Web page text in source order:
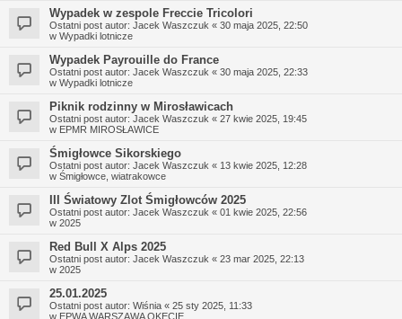
Wypadek w zespole Freccie Tricolori
Ostatni post autor: Jacek Waszczuk « 30 maja 2025, 22:50
w Wypadki lotnicze
Wypadek Payrouille do France
Ostatni post autor: Jacek Waszczuk « 30 maja 2025, 22:33
w Wypadki lotnicze
Piknik rodzinny w Mirosławicach
Ostatni post autor: Jacek Waszczuk « 27 kwie 2025, 19:45
w EPMR MIROSŁAWICE
Śmigłowce Sikorskiego
Ostatni post autor: Jacek Waszczuk « 13 kwie 2025, 12:28
w Śmigłowce, wiatrakowce
III Światowy Zlot Śmigłowców 2025
Ostatni post autor: Jacek Waszczuk « 01 kwie 2025, 22:56
w 2025
Red Bull X Alps 2025
Ostatni post autor: Jacek Waszczuk « 23 mar 2025, 22:13
w 2025
25.01.2025
Ostatni post autor: Wiśnia « 25 sty 2025, 11:33
w EPWA WARSZAWA OKĘCIE